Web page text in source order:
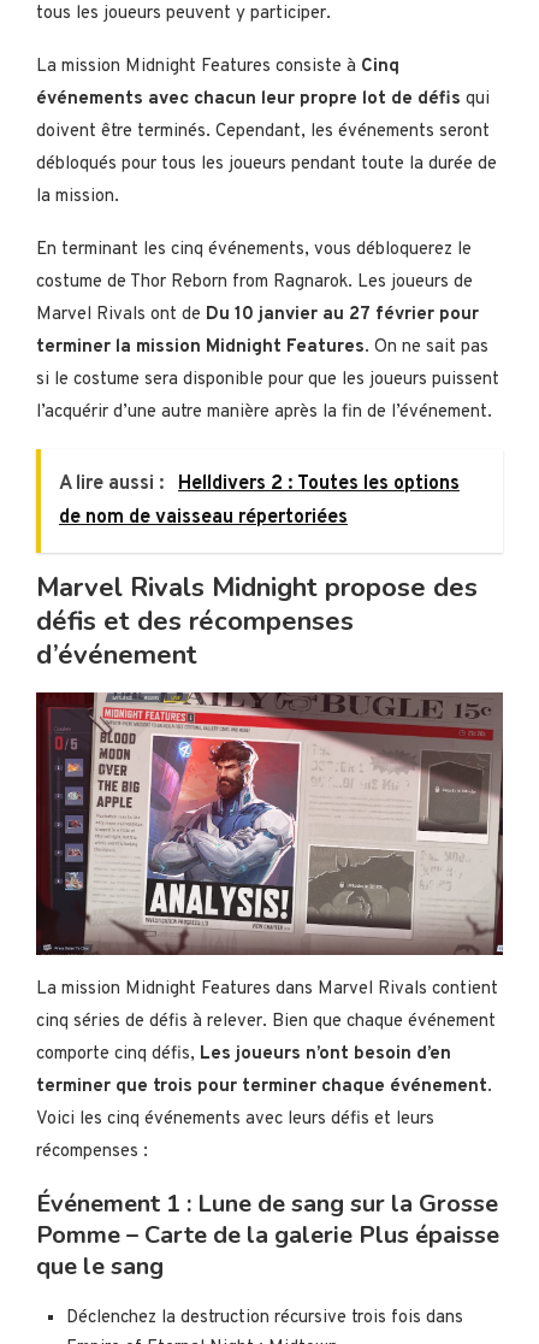
tous les joueurs peuvent y participer.
La mission Midnight Features consiste à Cinq
événements avec chacun leur propre lot de défis qui
doivent être terminés. Cependant, les événements seront
débloqués pour tous les joueurs pendant toute la durée de
la mission.
En terminant les cinq événements, vous débloquerez le
costume de Thor Reborn from Ragnarok. Les joueurs de
Marvel Rivals ont de Du 10 janvier au 27 février pour
terminer la mission Midnight Features. On ne sait pas
si le costume sera disponible pour que les joueurs puissent
l’acquérir d’une autre manière après la fin de l’événement.
A lire aussi :
Helldivers 2 : Toutes les options
de nom de vaisseau répertoriées
Marvel Rivals Midnight propose des
défis et des récompenses
d’événement
La mission Midnight Features dans Marvel Rivals contient
cinq séries de défis à relever. Bien que chaque événement
comporte cinq défis, Les joueurs n’ont besoin d’en
terminer que trois pour terminer chaque événement.
Voici les cinq événements avec leurs défis et leurs
récompenses :
Événement 1 : Lune de sang sur la Grosse
Pomme – Carte de la galerie Plus épaisse
que le sang
Déclenchez la destruction récursive trois fois dans